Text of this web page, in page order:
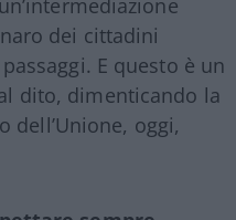
dei cittadini
E questo è un
dito, dimenticando la
dell’Unione, oggi,